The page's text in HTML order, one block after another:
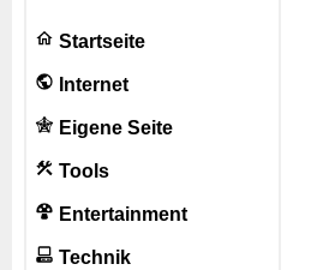
Startseite
Internet
Eigene Seite
Tools
Entertainment
Technik